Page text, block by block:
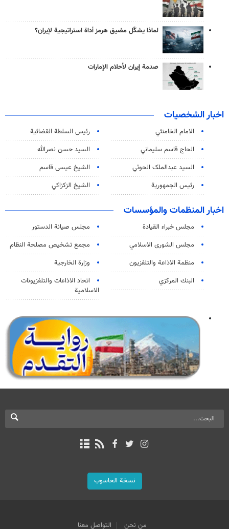
لماذا يشكّل مضيق هرمز أداة استراتيجية لإيران؟
صدمة إيران لأحلام الإمارات
اخبار الشخصيات
الامام الخامنئي
رئیس السلطة القضائیة
الحاج قاسم سليماني
السيد حسن نصرالله
السید عبدالملک الحوثي
الشيخ عيسى قاسم
رئيس الجمهورية
الشيخ الزكزاكي
اخبار المنظمات والمؤسسات
مجلس خبراء القيادة
مجلس صيانة الدستور
مجلس الشورى الاسلامي
مجمع تشخيص مصلحة النظام
منظمة الاذاعة والتلفزیون
وزارة الخارجية
البنك المركزي
اتحاد الاذاعات والتلفزيونات
الاسلامية
نسخة الحاسوب
من نحن التواصل معنا